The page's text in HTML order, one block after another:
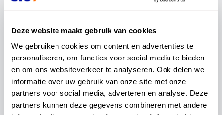
Deze website maakt gebruik van cookies
We gebruiken cookies om content en advertenties te
personaliseren, om functies voor social media te bieden
en om ons websiteverkeer te analyseren. Ook delen we
informatie over uw gebruik van onze site met onze
partners voor social media, adverteren en analyse. Deze
partners kunnen deze gegevens combineren met andere
Wat zijn examenprogramma’s?
Waarom actualiseren we de examenprogramma’s?
Hoe lang duurt de actualisatie van de
examenprogramma’s?